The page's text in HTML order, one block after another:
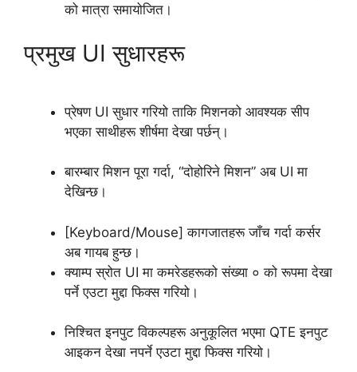
को मात्रा समायोजित।
प्रमुख UI सुधारहरू
प्रेषण UI सुधार गरियो ताकि मिशनको आवश्यक सीप
भएका साथीहरू शीर्षमा देखा पर्छन्।
बारम्बार मिशन पूरा गर्दा, “दोहोरिने मिशन” अब UI मा
देखिन्छ।
[Keyboard/Mouse] कागजातहरू जाँच गर्दा कर्सर
अब गायब हुन्छ।
क्याम्प स्रोत UI मा कमरेडहरूको संख्या ० को रूपमा देखा
पर्ने एउटा मुद्दा फिक्स गरियो।
निश्चित इनपुट विकल्पहरू अनुकूलित भएमा QTE इनपुट
आइकन देखा नपर्ने एउटा मुद्दा फिक्स गरियो।